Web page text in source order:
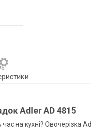
Adler AD 4815
на кухні? Овочерізка